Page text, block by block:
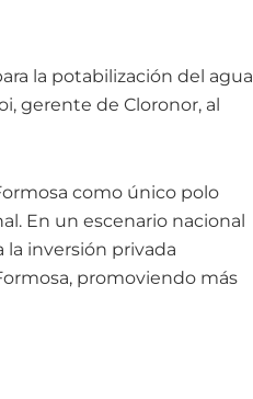
la potabilización del agua
gerente de Cloronor, al
como único polo
En un escenario nacional
la inversión privada
promoviendo más